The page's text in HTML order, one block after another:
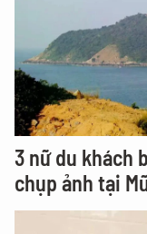
3 nữ du khách
chụp ảnh tại